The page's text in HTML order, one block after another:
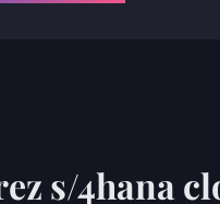
s/4hana